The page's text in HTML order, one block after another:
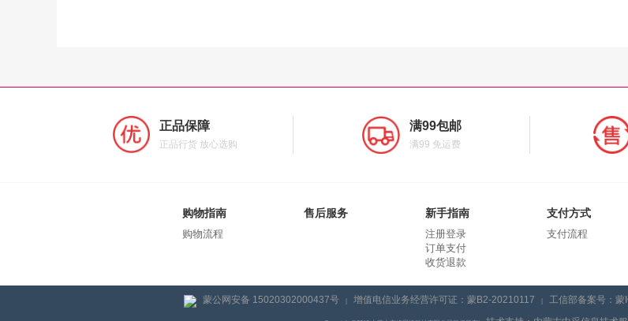
正品保障
正品行货 放心选购
满99包邮
满99 免运费
购物指南
购物流程
售后服务 新手指南
注册登录
订单支付
收货退款
支付方式
支付流程
蒙公网安备 15020302000437号 | 增值电信业务经营许可证：蒙B2-20210117 | 工信部备案号：